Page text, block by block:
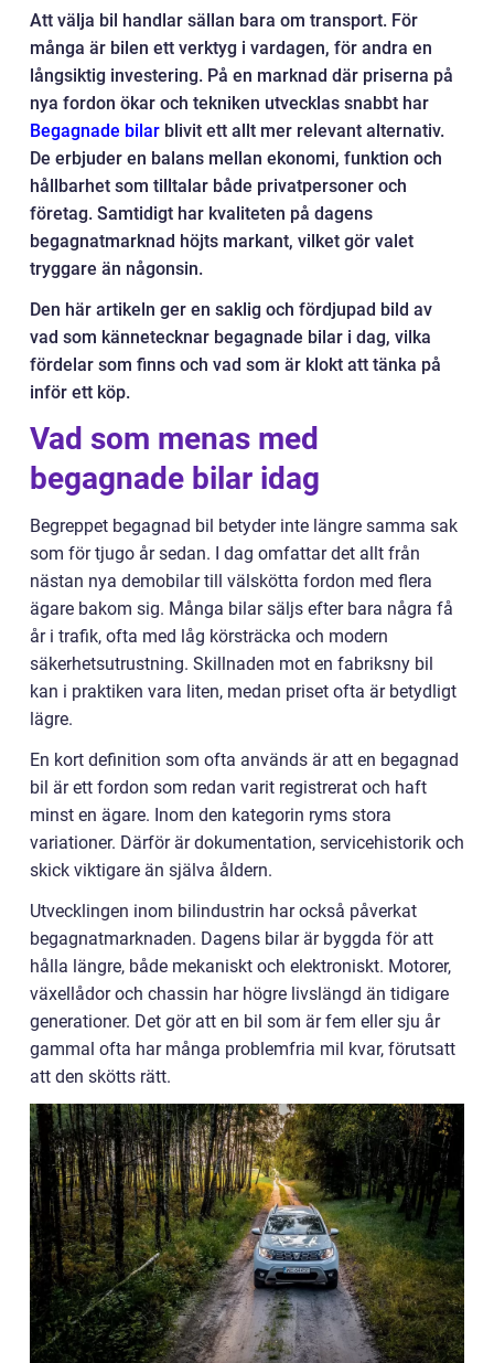
Att välja bil handlar sällan bara om transport. För
många är bilen ett verktyg i vardagen, för andra en
långsiktig investering. På en marknad där priserna på
nya fordon ökar och tekniken utvecklas snabbt har
Begagnade bilar blivit ett allt mer relevant alternativ.
De erbjuder en balans mellan ekonomi, funktion och
hållbarhet som tilltalar både privatpersoner och
företag. Samtidigt har kvaliteten på dagens
begagnatmarknad höjts markant, vilket gör valet
tryggare än någonsin.
Den här artikeln ger en saklig och fördjupad bild av
vad som kännetecknar begagnade bilar i dag, vilka
fördelar som finns och vad som är klokt att tänka på
inför ett köp.
Vad som menas med
begagnade bilar idag
Begreppet begagnad bil betyder inte längre samma sak
som för tjugo år sedan. I dag omfattar det allt från
nästan nya demobilar till välskötta fordon med flera
ägare bakom sig. Många bilar säljs efter bara några få
år i trafik, ofta med låg körsträcka och modern
säkerhetsutrustning. Skillnaden mot en fabriksny bil
kan i praktiken vara liten, medan priset ofta är betydligt
lägre.
En kort definition som ofta används är att en begagnad
bil är ett fordon som redan varit registrerat och haft
minst en ägare. Inom den kategorin ryms stora
variationer. Därför är dokumentation, servicehistorik och
skick viktigare än själva åldern.
Utvecklingen inom bilindustrin har också påverkat
begagnatmarknaden. Dagens bilar är byggda för att
hålla längre, både mekaniskt och elektroniskt. Motorer,
växellådor och chassin har högre livslängd än tidigare
generationer. Det gör att en bil som är fem eller sju år
gammal ofta har många problemfria mil kvar, förutsatt
att den skötts rätt.